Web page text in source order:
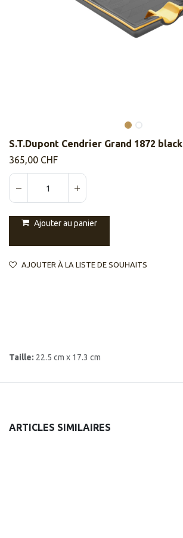
S.T.Dupont Cendrier Grand 1872 black
365,00 CHF
Ajouter au panier
AJOUTER À LA LISTE DE SOUHAITS
Taille: 22.5 cm x 17.3 cm
ARTICLES SIMILAIRES